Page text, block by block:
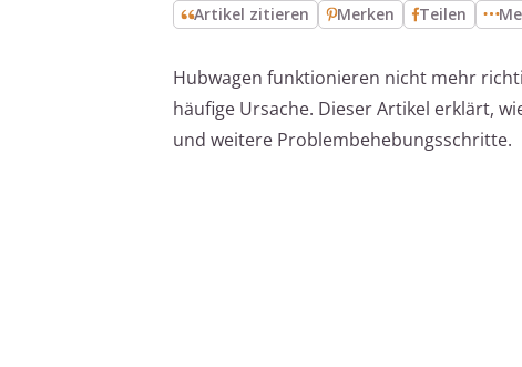
Artikel zitieren Merken Teilen
Hubwagen funktionieren nicht mehr
häufige Ursache. Dieser Artikel erklärt,
und weitere Problembehebungsschritte.